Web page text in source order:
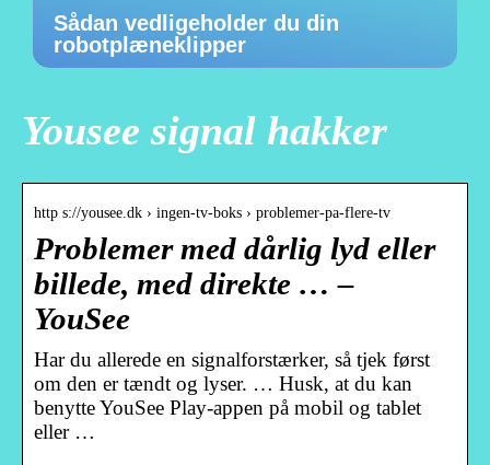
Sådan vedligeholder du din
robotplæneklipper
Yousee signal hakker
http s://yousee.dk › ingen-tv-boks › problemer-pa-flere-tv
Problemer med dårlig lyd eller
billede, med direkte … –
YouSee
Har du allerede en signalforstærker, så tjek først
om den er tændt og lyser. … Husk, at du kan
benytte YouSee Play-appen på mobil og tablet
eller …